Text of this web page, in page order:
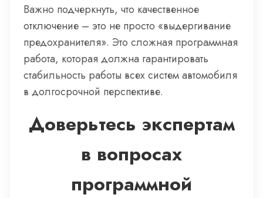
Важно подчеркнуть, что качественное
отключение – это не просто «выдергивание
предохранителя». Это сложная программная
работа, которая должна гарантировать
стабильность работы всех систем автомобиля
в долгосрочной перспективе.
Доверьтесь экспертам
в вопросах
программной